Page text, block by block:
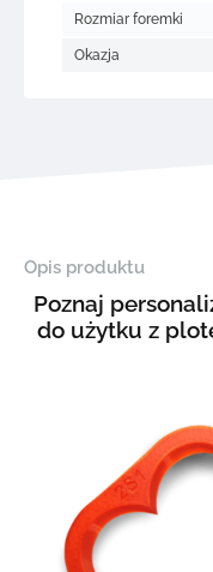
Rozmiar foremki
Okazja
Opis produktu
Poznaj
do użytku z